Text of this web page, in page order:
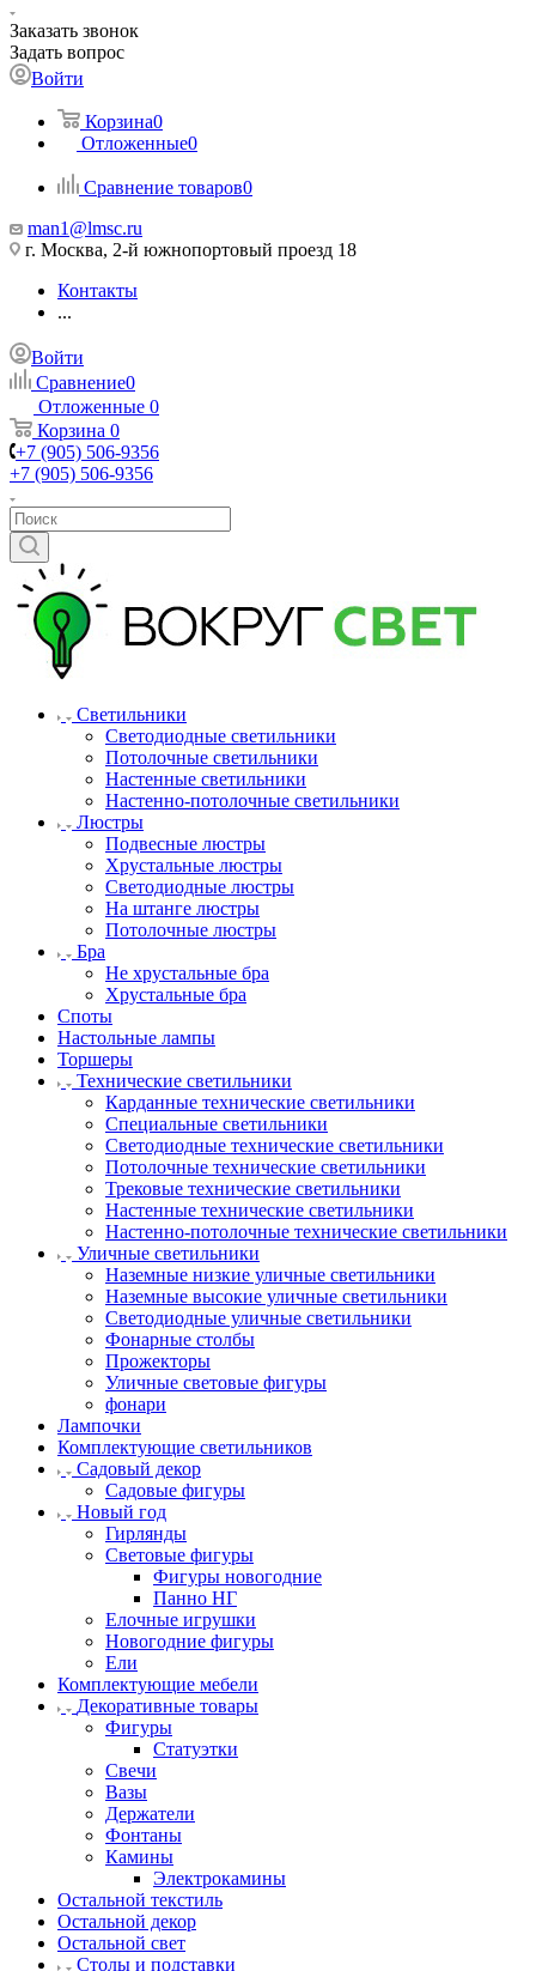
Заказать звонок
Задать вопрос
Войти
Корзина0
Отложенные0
Сравнение товаров0
man1@lmsc.ru
г. Москва, 2-й южнопортовый проезд 18
Контакты
...
Войти
Сравнение0
Отложенные 0
Корзина 0
+7 (905) 506-9356
+7 (905) 506-9356
Светильники
Светодиодные светильники
Потолочные светильники
Настенные светильники
Настенно-потолочные светильники
Люстры
Подвесные люстры
Хрустальные люстры
Светодиодные люстры
На штанге люстры
Потолочные люстры
Бра
Не хрустальные бра
Хрустальные бра
Споты
Настольные лампы
Торшеры
Технические светильники
Карданные технические светильники
Специальные светильники
Светодиодные технические светильники
Потолочные технические светильники
Трековые технические светильники
Настенные технические светильники
Настенно-потолочные технические светильники
Уличные светильники
Наземные низкие уличные светильники
Наземные высокие уличные светильники
Светодиодные уличные светильники
Фонарные столбы
Прожекторы
Уличные световые фигуры
фонари
Лампочки
Комплектующие светильников
Садовый декор
Садовые фигуры
Новый год
Гирлянды
Световые фигуры
Фигуры новогодние
Панно НГ
Елочные игрушки
Новогодние фигуры
Ели
Комплектующие мебели
Декоративные товары
Фигуры
Статуэтки
Свечи
Вазы
Держатели
Фонтаны
Камины
Электрокамины
Остальной текстиль
Остальной декор
Остальной свет
Столы и подставки